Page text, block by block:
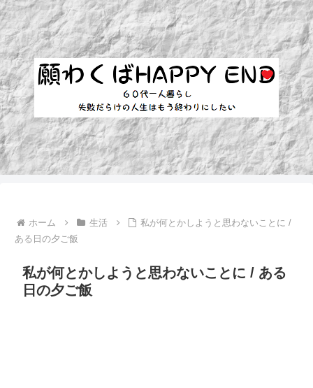
ホーム 生活
私が何とかしようと思わないことに /
ある日の夕ご飯
私が何とかしようと思わないことに / ある
日の夕ご飯